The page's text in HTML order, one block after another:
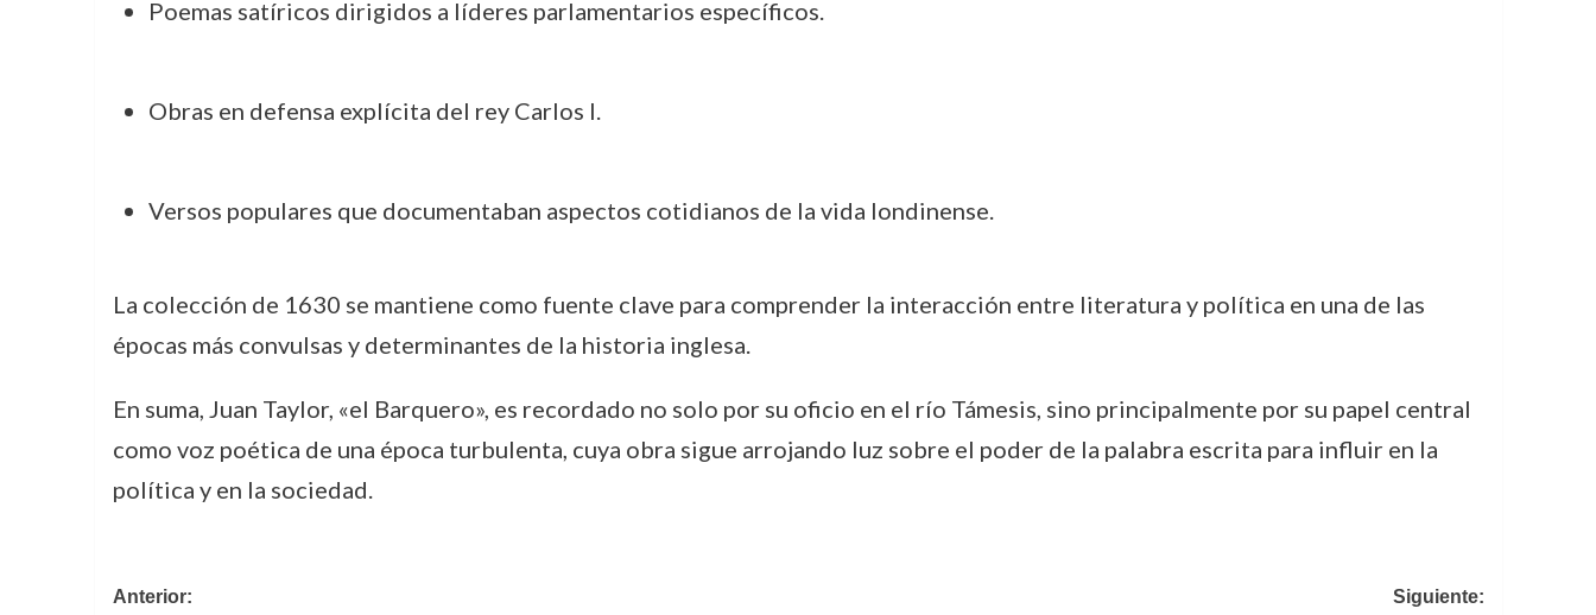
Poemas satíricos dirigidos a líderes parlamentarios específicos.
Obras en defensa explícita del rey Carlos I.
Versos populares que documentaban aspectos cotidianos de la vida londinense.
La colección de 1630 se mantiene como fuente clave para comprender la interacción entre literatura y política en una de las
épocas más convulsas y determinantes de la historia inglesa.
En suma, Juan Taylor, «el Barquero», es recordado no solo por su oficio en el río Támesis, sino principalmente por su papel central
como voz poética de una época turbulenta, cuya obra sigue arrojando luz sobre el poder de la palabra escrita para influir en la
política y en la sociedad.
Navegación
Anterior: Siguiente: